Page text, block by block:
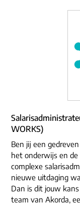
WORKS)
Ben jij een
het onderwijs en
complexe
nieuwe uitdaging
Dan is dit jouw
team van Akorda,